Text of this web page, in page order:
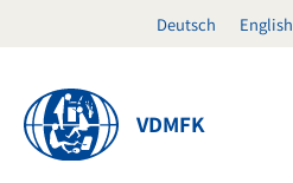
Deutsch English
VDMFK